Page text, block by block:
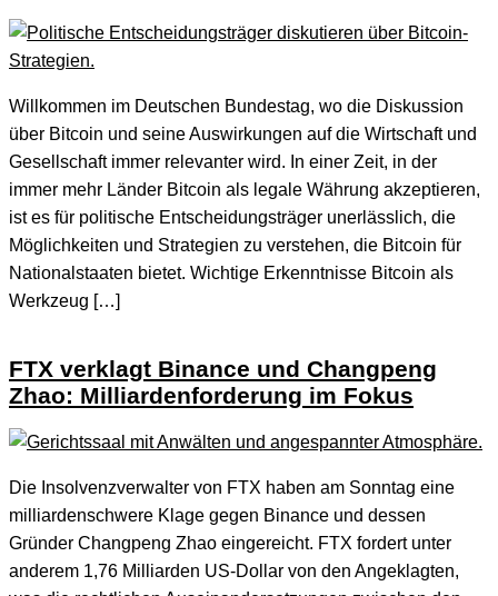
Willkommen im Deutschen Bundestag, wo die Diskussion
über Bitcoin und seine Auswirkungen auf die Wirtschaft und
Gesellschaft immer relevanter wird. In einer Zeit, in der
immer mehr Länder Bitcoin als legale Währung akzeptieren,
ist es für politische Entscheidungsträger unerlässlich, die
Möglichkeiten und Strategien zu verstehen, die Bitcoin für
Nationalstaaten bietet. Wichtige Erkenntnisse Bitcoin als
Werkzeug […]
FTX verklagt Binance und Changpeng
Zhao: Milliardenforderung im Fokus
Die Insolvenzverwalter von FTX haben am Sonntag eine
milliardenschwere Klage gegen Binance und dessen
Gründer Changpeng Zhao eingereicht. FTX fordert unter
anderem 1,76 Milliarden US-Dollar von den Angeklagten,